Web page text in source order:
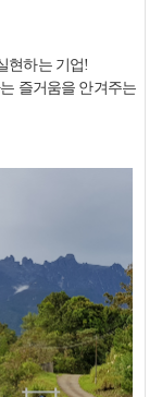
현하는 기업!
즐거움을 안겨주는